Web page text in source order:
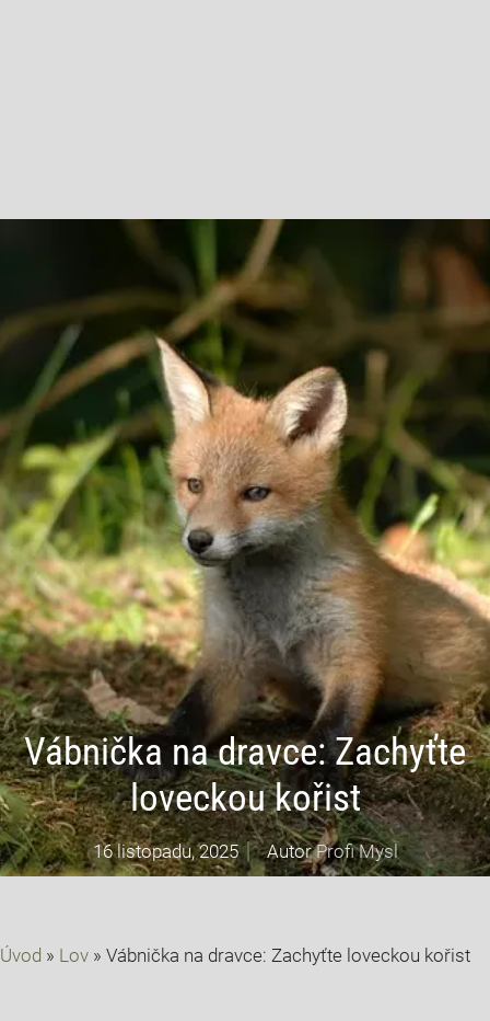
Vábnička na dravce: Zachyťte
loveckou kořist
16 listopadu, 2025 AutorProfi Mysl
Úvod » Lov » Vábnička na dravce: Zachyťte loveckou kořist